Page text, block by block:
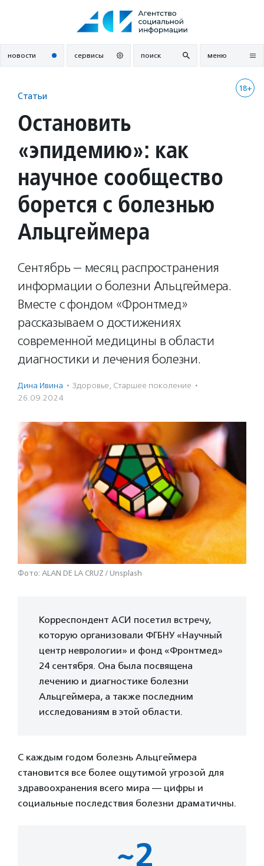
новости сервисы поиск меню
18+
Статьи
Остановить
«эпидемию»: как
научное сообщество
борется с болезнью
Альцгеймера
Сентябрь — месяц распространения
информации о болезни Альцгеймера.
Вместе с фондом «Фронтмед»
рассказываем о достижениях
современной медицины в области
диагностики и лечения болезни.
Дина Ивина · Здоровье, Старшее поколение ·
26.09.2024
Фото: ALAN DE LA CRUZ / Unsplash
Корреспондент АСИ посетил встречу,
которую организовали ФГБНУ «Научный
центр неврологии» и фонд «Фронтмед»
24 сентября. Она была посвящена
лечению и диагностике болезни
Альцгеймера, а также последним
исследованиям в этой области.
С каждым годом болезнь Альцгеймера
становится все более ощутимой угрозой для
здравоохранения всего мира — цифры и
социальные последствия болезни драматичны.
~2